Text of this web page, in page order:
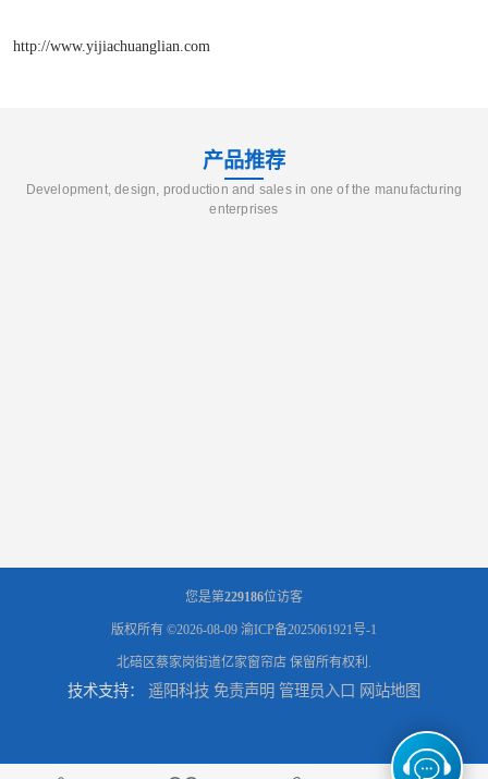
http://www.yijiachuanglian.com
产品推荐
Development, design, production and sales in one of the manufacturing
enterprises
您是第229186位访客
版权所有 ©2026-08-09 渝ICP备2025061921号-1
北碚区蔡家岗街道亿家窗帘店 保留所有权利.
技术支持： 遥阳科技 免责声明 管理员入口 网站地图